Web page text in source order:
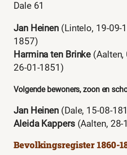
Dale 61
Jan Heinen (Lintelo, 19-09-
1857)
Harmina ten Brinke(Aalten,
26-01-1851)
Volgende bewoners, zoon en
Jan Heinen (Dale, 15-08-
Aleida Kappers(Aalten, 28-
Bevolkingsregister 1860-